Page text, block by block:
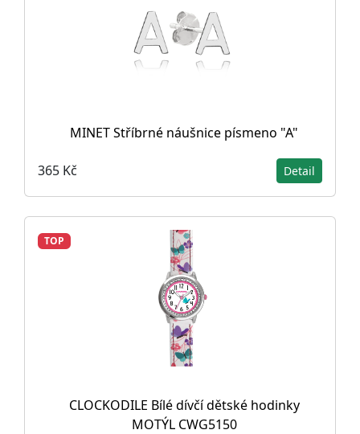
MINET Stříbrné náušnice písmeno "A"
365 Kč Detail
TOP
CLOCKODILE Bílé dívčí dětské hodinky
MOTÝL CWG5150